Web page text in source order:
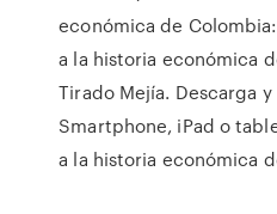
económica de
a la historia económica
Tirado Mejía. Descarga y
Smartphone, iPad o
a la historia económica